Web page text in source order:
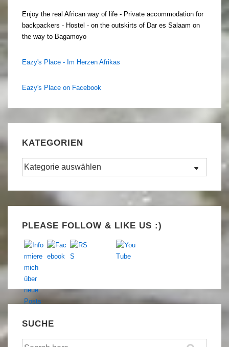
Enjoy the real African way of life - Private accommodation for
backpackers - Hostel - on the outskirts of Dar es Salaam on
the way to Bagamoyo
Eazy's Place - Im Herzen Afrikas
Eazy's Place on Facebook
KATEGORIEN
Kategorien
PLEASE FOLLOW & LIKE US :)
SUCHE
Suche